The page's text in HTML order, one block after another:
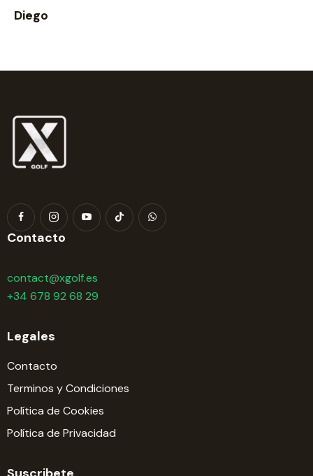
Diego
Contacto
contact@xgolf.es
+34 678 92 68 29
Legales
Contacto
Terminos y Condiciones
Política de Cookies
Política de Privacidad